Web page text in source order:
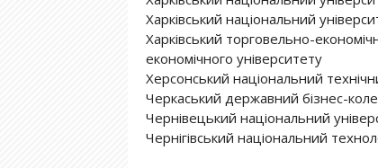
Харківський національний
Харківський торговельно-
економічного університету
Херсонський національний
Черкаський державний бізнес-
Чернівецький національний
Чернігівський національний